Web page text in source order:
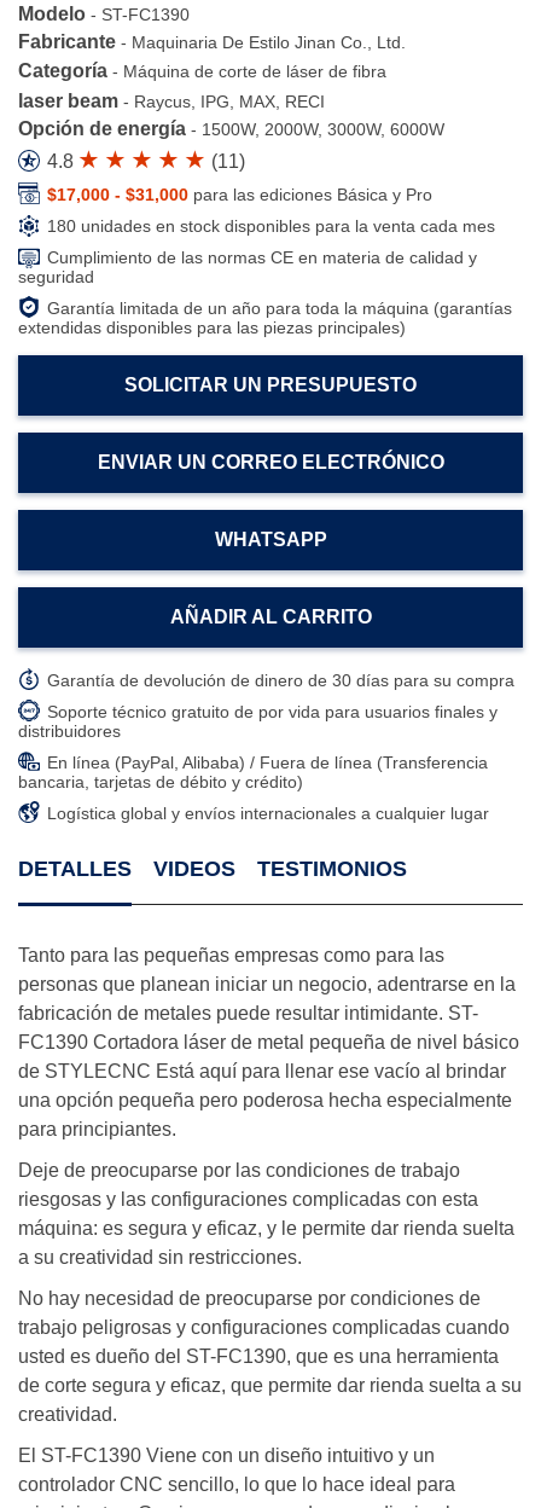
Modelo - ST-FC1390
Fabricante - Maquinaria De Estilo Jinan Co., Ltd.
Categoría - Máquina de corte de láser de fibra
laser beam - Raycus, IPG, MAX, RECI
Opción de energía - 1500W, 2000W, 3000W, 6000W
4.8 (11)
$17,000 - $31,000 para las ediciones Básica y Pro
180 unidades en stock disponibles para la venta cada mes
Cumplimiento de las normas CE en materia de calidad y
seguridad
Garantía limitada de un año para toda la máquina (garantías
extendidas disponibles para las piezas principales)
SOLICITAR UN PRESUPUESTO
ENVIAR UN CORREO ELECTRÓNICO
WHATSAPP
AÑADIR AL CARRITO
Garantía de devolución de dinero de 30 días para su compra
Soporte técnico gratuito de por vida para usuarios finales y
distribuidores
En línea (PayPal, Alibaba) / Fuera de línea (Transferencia
bancaria, tarjetas de débito y crédito)
Logística global y envíos internacionales a cualquier lugar
DETALLES VIDEOS TESTIMONIOS
Tanto para las pequeñas empresas como para las
personas que planean iniciar un negocio, adentrarse en la
fabricación de metales puede resultar intimidante. ST-
FC1390 Cortadora láser de metal pequeña de nivel básico
de STYLECNC Está aquí para llenar ese vacío al brindar
una opción pequeña pero poderosa hecha especialmente
para principiantes.
Deje de preocuparse por las condiciones de trabajo
riesgosas y las configuraciones complicadas con esta
máquina: es segura y eficaz, y le permite dar rienda suelta
a su creatividad sin restricciones.
No hay necesidad de preocuparse por condiciones de
trabajo peligrosas y configuraciones complicadas cuando
usted es dueño del ST-FC1390, que es una herramienta
de corte segura y eficaz, que permite dar rienda suelta a su
creatividad.
El ST-FC1390 Viene con un diseño intuitivo y un
controlador CNC sencillo, lo que lo hace ideal para